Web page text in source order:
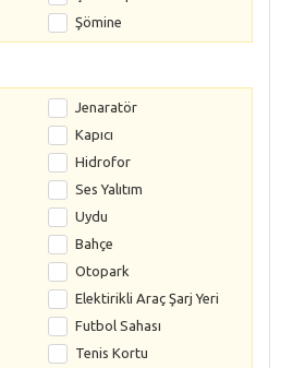
Şömine
Jenaratör
Kapıcı
Hidrofor
Ses Yalıtım
Uydu
Bahçe
Otopark
Elektirikli Araç Şarj Yeri
Futbol Sahası
Tenis Kortu